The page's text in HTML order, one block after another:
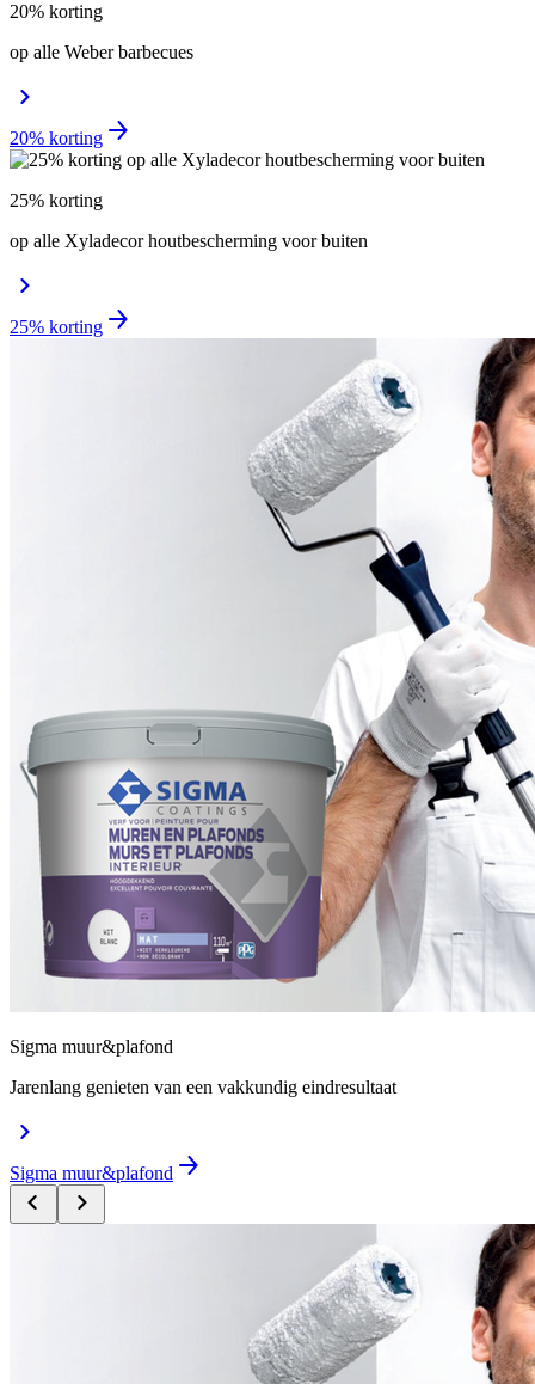
20% korting
op alle Weber barbecues
20% korting
25% korting
op alle Xyladecor houtbescherming voor buiten
25% korting
Sigma muur&plafond
Jarenlang genieten van een vakkundig eindresultaat
Sigma muur&plafond